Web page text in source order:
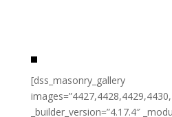
[dss_masonry_gallery
_builder_version=”4.17.4″